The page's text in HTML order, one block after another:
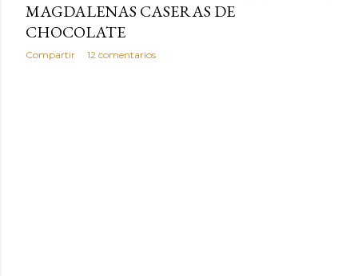
MAGDALENAS CASERAS DE
CHOCOLATE
Compartir 12 comentarios